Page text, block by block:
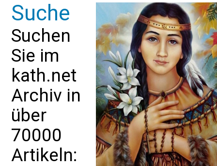
Suche
Suchen
Sie im
kath.net
Archiv in
über
70000
Artikeln: